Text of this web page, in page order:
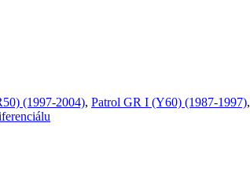
(1997-2004), Patrol GR I (Y60) (1987-1997),